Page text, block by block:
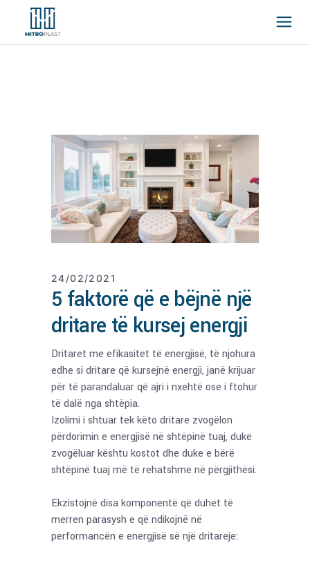
24/02/2021
5 faktorë që e bëjnë një
dritare të kursej energji
Dritaret me efikasitet të energjisë, të njohura
edhe si dritare që kursejnë energji, janë krijuar
për të parandaluar që ajri i nxehtë ose i ftohur
të dalë nga shtëpia.
Izolimi i shtuar tek këto dritare zvogëlon
përdorimin e energjisë në shtëpinë tuaj, duke
zvogëluar kështu kostot dhe duke e bërë
shtëpinë tuaj më të rehatshme në përgjithësi.
Ekzistojnë disa komponentë që duhet të
merren parasysh e që ndikojnë në
performancën e energjisë së një dritareje: